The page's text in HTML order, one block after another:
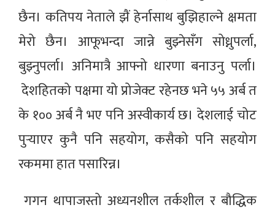
छैन। कतिपय नेताले झैं हेर्नासाथ बुझिहाल्ने क्षमता
मेरो छैन। आफूभन्दा जान्ने बुझ्नेसँग सोध्नुपर्ला,
बुझ्नुपर्ला। अनिमात्रै आफ्नो धारणा बनाउनु पर्ला।
देशहितको पक्षमा यो प्रोजेक्ट रहेनछ भने ५५ अर्ब त
के १०० अर्ब नै भए पनि अस्वीकार्य छ। देशलाई चोट
पुर्‍याएर कुनै पनि सहयोग, कसैको पनि सहयोग
रकममा हात पसारिन्न।
गगन थापाजस्तो अध्यनशील तर्कशील र बौद्धिक